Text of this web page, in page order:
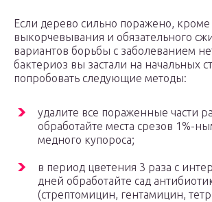
Если дерево сильно поражено, кроме
выкорчевывания и обязательного
вариантов борьбы с заболеванием
бактериоз вы застали на начальных
попробовать следующие методы:
удалите все пораженные части
обработайте места срезов 1%-
медного купороса;
в период цветения 3 раза с
дней обработайте сад
(стрептомицин, гентамицин,